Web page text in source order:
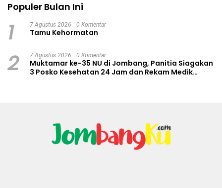
Populer Bulan Ini
1 7 Agustus 2026 0 Komentar
Tamu Kehormatan
2 7 Agustus 2026 0 Komentar
Muktamar ke-35 NU di Jombang, Panitia Siagakan
3 Posko Kesehatan 24 Jam dan Rekam Medik